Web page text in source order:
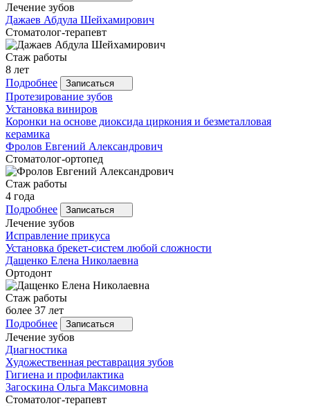
Лечение зубов
Дажаев Абдула Шейхамирович
Стоматолог-терапевт
Стаж работы
8 лет
Подробнее
Записаться
Протезирование зубов
Установка виниров
Коронки на основе диоксида циркония и безметалловая
керамика
Фролов Евгений Александрович
Стоматолог-ортопед
Стаж работы
4 года
Подробнее
Записаться
Лечение зубов
Исправление прикуса
Установка брекет-систем любой сложности
Дащенко Елена Николаевна
Ортодонт
Стаж работы
более 37 лет
Подробнее
Записаться
Лечение зубов
Диагностика
Художественная реставрация зубов
Гигиена и профилактика
Загоскина Ольга Максимовна
Стоматолог-терапевт